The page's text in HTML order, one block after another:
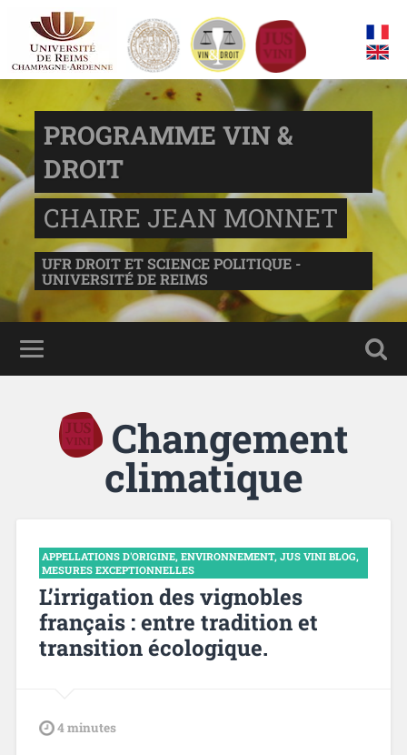
PROGRAMME VIN &
DROIT
CHAIRE JEAN MONNET
UFR DROIT ET SCIENCE POLITIQUE -
UNIVERSITÉ DE REIMS
Changement
climatique
APPELLATIONS D'ORIGINE, ENVIRONNEMENT, JUS VINI BLOG,
MESURES EXCEPTIONNELLES
L’irrigation des vignobles
français : entre tradition et
transition écologique.
tdl4minutes